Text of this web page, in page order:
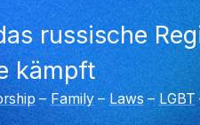
russische
kämpft
– Family – Laws – LGBT